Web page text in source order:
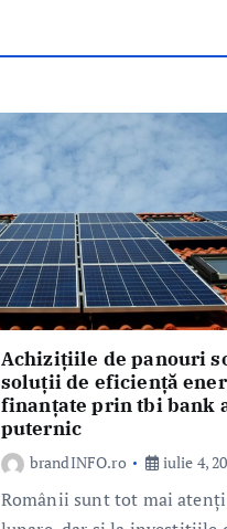
Achizițiile de panouri
soluții de eficiență
finanțate prin tbi bank
puternic
brandINFO.ro iulie 4,
Românii sunt tot mai